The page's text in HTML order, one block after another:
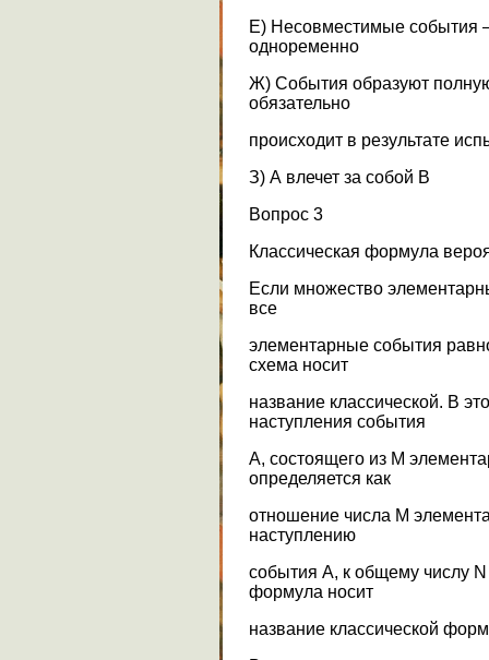
Е) Несовместимые события
одноременно
Ж) События образуют
обязательно
происходит в результате
З) А влечет за собой В
Вопрос 3
Классическая формула
Если множество
все
элементарные события
схема носит
название классической. В
наступления события
А, состоящего из М
определяется как
отношение числа М
наступлению
события А, к общему числу
формула носит
название классической